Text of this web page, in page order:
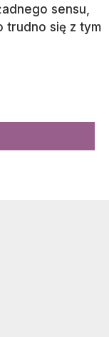
sensu,
trudno się z tym